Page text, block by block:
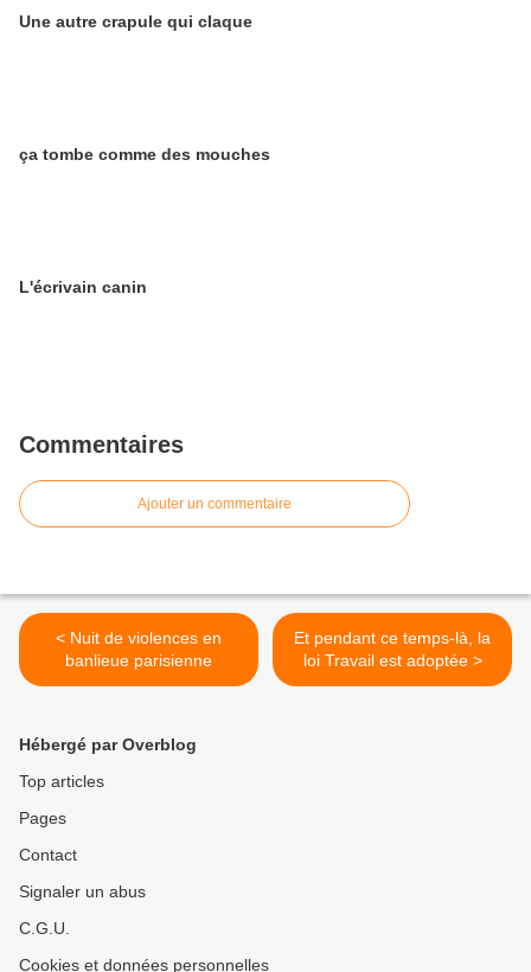
Une autre crapule qui claque
ça tombe comme des mouches
L'écrivain canin
Commentaires
Ajouter un commentaire
< Nuit de violences en
banlieue parisienne
Et pendant ce temps-là, la
loi Travail est adoptée >
Hébergé par Overblog
Top articles
Pages
Contact
Signaler un abus
C.G.U.
Cookies et données personnelles